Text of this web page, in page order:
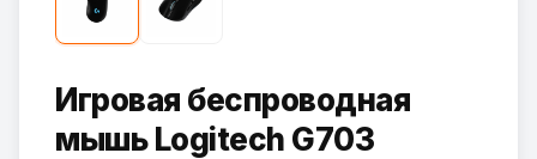
Игровая беспроводная
мышь Logitech G703